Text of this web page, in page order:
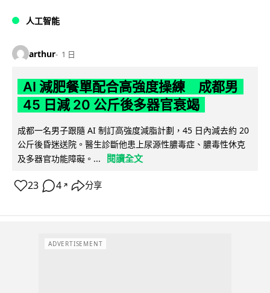
人工智能
arthur 1 日
AI 減肥餐單配合高強度操練 成都男
45 日減 20 公斤後多器官衰竭
成都一名男子跟隨 AI 制訂高強度減脂計劃，45 日內減去約 20
公斤後昏迷送院。醫生診斷他患上尿源性膿毒症、膿毒性休克
及多器官功能障礙。...
閱讀全文
23 4 ↗ 分享
ADVERTISEMENT